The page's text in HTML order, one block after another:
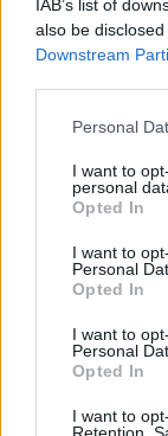
IAB’s list of
also be
Downstream
Personal
I want to
personal
Opted In
I want to
Personal
Opted In
I want to
Personal
Opted In
I want to
LOX se sportovním
Zpravodajství
Zpravodajství